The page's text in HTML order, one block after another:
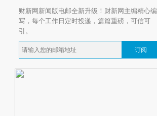
财新网新闻版电邮全新升级！财新网主编精心编
写，每个工作日定时投递，篇篇重磅，可信可
引。
订阅